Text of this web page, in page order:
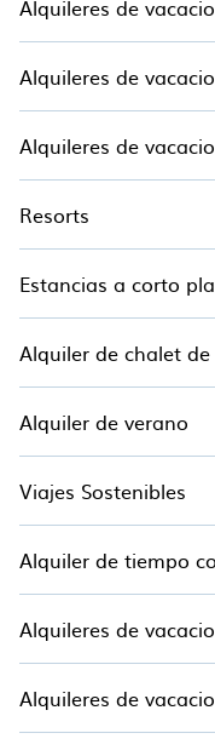
Alquileres de
Alquileres de
Alquileres de
Resorts
Estancias a corto
Alquiler de chalet
Alquiler de verano
Viajes Sostenibles
Alquiler de tiempo
Alquileres de
Alquileres de